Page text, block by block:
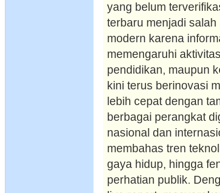
yang belum
terbaru menjadi
modern karena
memengaruhi
pendidikan, maupun
kini terus berinovasi
lebih cepat dengan
berbagai perangkat
nasional dan
membahas tren
gaya hidup, hingga
perhatian publik.